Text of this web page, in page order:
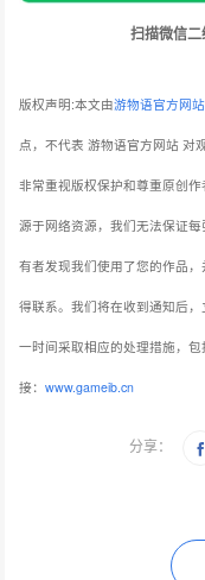
扫描微信
版权声明:本文由游物语官方网站
点，不代表 游物语官方网站 对
非常重视版权保护和尊重原创
源于网络资源，我们无法保证
有者发现我们使用了您的作品
得联系。我们将在收到通知后
一时间采取相应的处理措施，
接：www.gameib.cn
分享：